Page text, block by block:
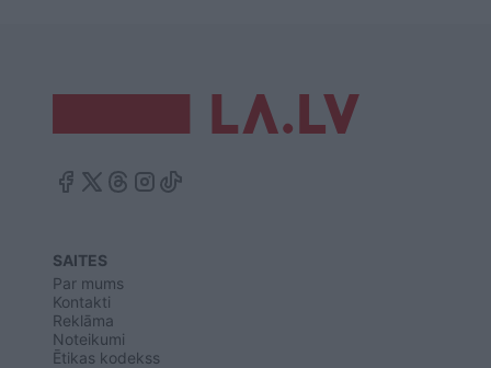
SAITES
Par mums
Kontakti
Reklāma
Noteikumi
Ētikas kodekss